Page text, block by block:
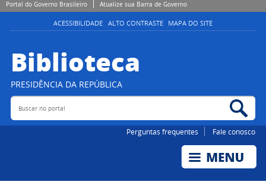
Portal do Governo Brasileiro Atualize sua Barra de Governo
ACESSIBILIDADE ALTO CONTRASTE MAPA DO SITE
Biblioteca
PRESIDÊNCIA DA REPÚBLICA
Buscar no portal
Perguntas frequentes Fale conosco